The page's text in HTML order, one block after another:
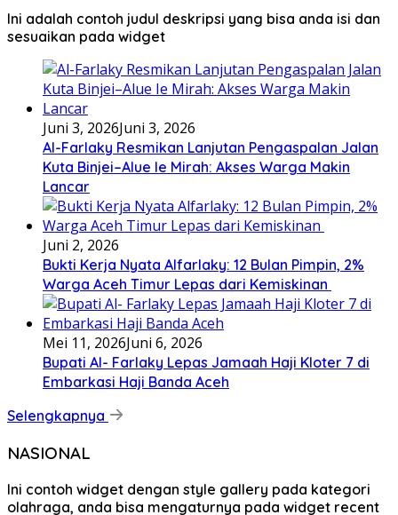
Ini adalah contoh judul deskripsi yang bisa anda isi dan
sesuaikan pada widget
Juni 3, 2026Juni 3, 2026
Al-Farlaky Resmikan Lanjutan Pengaspalan Jalan
Kuta Binjei–Alue Ie Mirah: Akses Warga Makin
Lancar
Juni 2, 2026
Bukti Kerja Nyata Alfarlaky: 12 Bulan Pimpin, 2%
Warga Aceh Timur Lepas dari Kemiskinan ‎
Mei 11, 2026Juni 6, 2026
Bupati Al- Farlaky Lepas Jamaah Haji Kloter 7 di
Embarkasi Haji Banda Aceh
Selengkapnya
NASIONAL
Ini contoh widget dengan style gallery pada kategori
olahraga, anda bisa mengaturnya pada widget recent